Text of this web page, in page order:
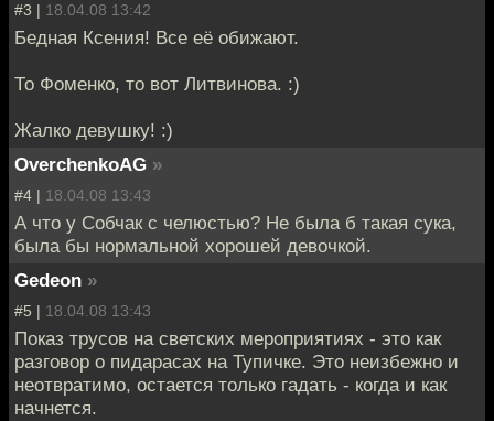
#3 | 18.04.08 13:42
Бедная Ксения! Все её обижают.
То Фоменко, то вот Литвинова. :)
Жалко девушку! :)
OverchenkoAG »
#4 | 18.04.08 13:43
А что у Собчак с челюстью? Не была б такая сука,
была бы нормальной хорошей девочкой.
Gedeon »
#5 | 18.04.08 13:43
Показ трусов на светских мероприятиях - это как
разговор о пидарасах на Тупичке. Это неизбежно и
неотвратимо, остается только гадать - когда и как
начнется.